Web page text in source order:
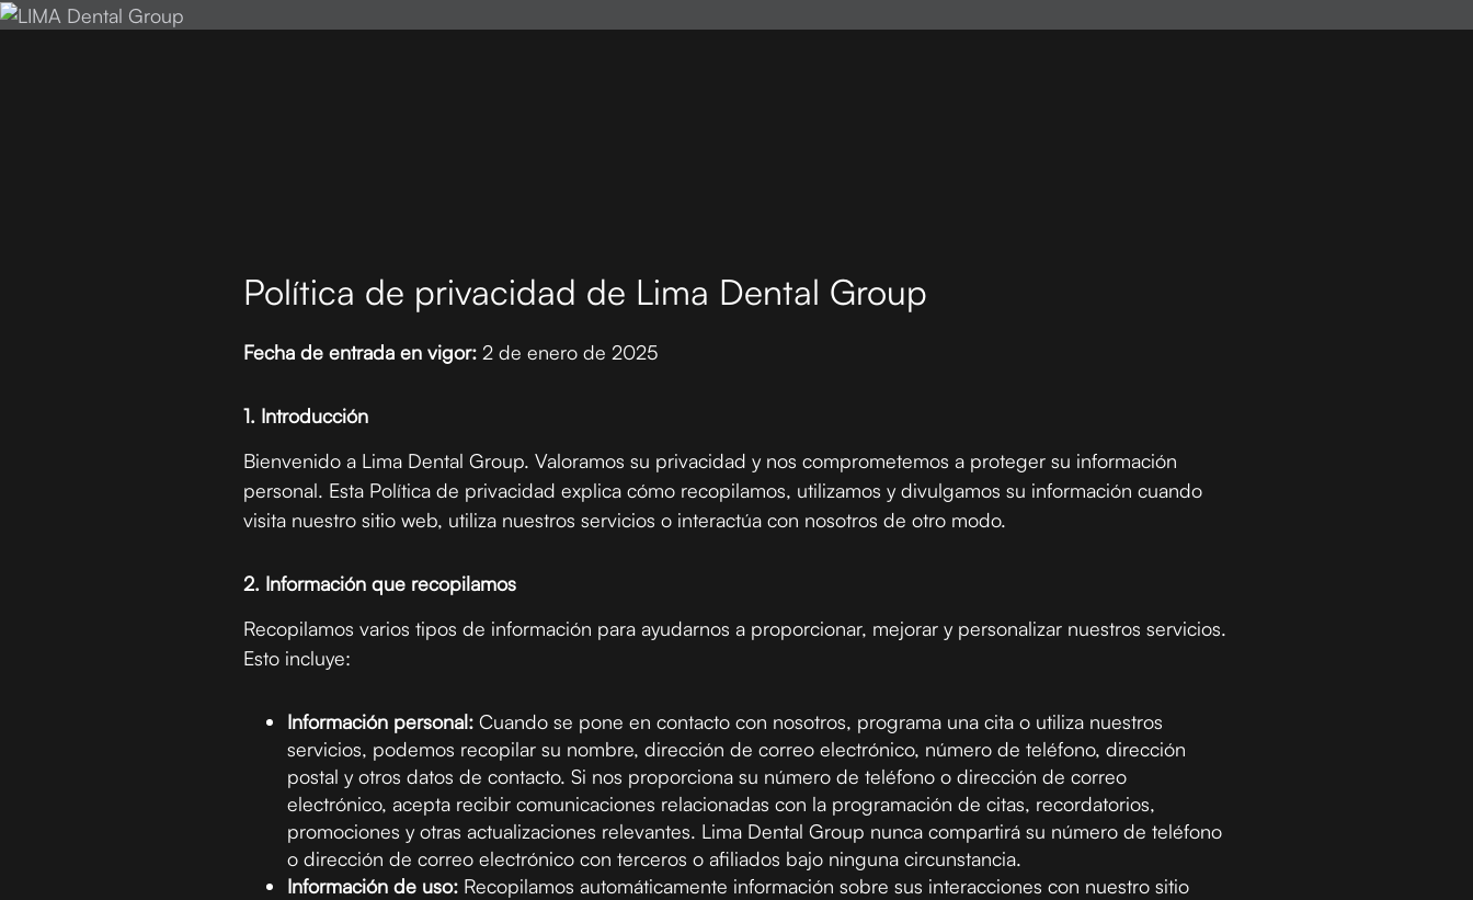
Política de privacidad de Lima Dental Group
Fecha de entrada en vigor: 2 de enero de 2025
1. Introducción
Bienvenido a Lima Dental Group. Valoramos su privacidad y nos comprometemos a proteger su información
personal. Esta Política de privacidad explica cómo recopilamos, utilizamos y divulgamos su información cuando
visita nuestro sitio web, utiliza nuestros servicios o interactúa con nosotros de otro modo.
2. Información que recopilamos
Recopilamos varios tipos de información para ayudarnos a proporcionar, mejorar y personalizar nuestros servicios.
Esto incluye:
Información personal: Cuando se pone en contacto con nosotros, programa una cita o utiliza nuestros
servicios, podemos recopilar su nombre, dirección de correo electrónico, número de teléfono, dirección
postal y otros datos de contacto. Si nos proporciona su número de teléfono o dirección de correo
electrónico, acepta recibir comunicaciones relacionadas con la programación de citas, recordatorios,
promociones y otras actualizaciones relevantes. Lima Dental Group nunca compartirá su número de teléfono
o dirección de correo electrónico con terceros o afiliados bajo ninguna circunstancia.
Información de uso: Recopilamos automáticamente información sobre sus interacciones con nuestro sitio